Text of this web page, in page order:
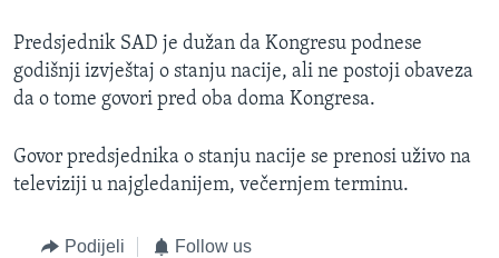
Predsjednik SAD je dužan da Kongresu podnese
godišnji izvještaj o stanju nacije, ali ne postoji obaveza
da o tome govori pred oba doma Kongresa.
Govor predsjednika o stanju nacije se prenosi uživo na
televiziji u najgledanijem, večernjem terminu.
Podijeli Follow us